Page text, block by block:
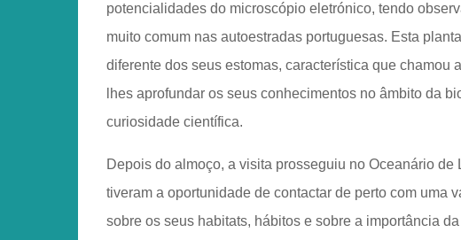
potencialidades do microscópio eletrónico, tendo
muito comum nas autoestradas portuguesas. Esta
diferente dos seus estomas, característica que
lhes aprofundar os seus conhecimentos no âmbito da
curiosidade científica.
Depois do almoço, a visita prosseguiu no Oceanário
tiveram a oportunidade de contactar de perto com uma
sobre os seus habitats, hábitos e sobre a importância